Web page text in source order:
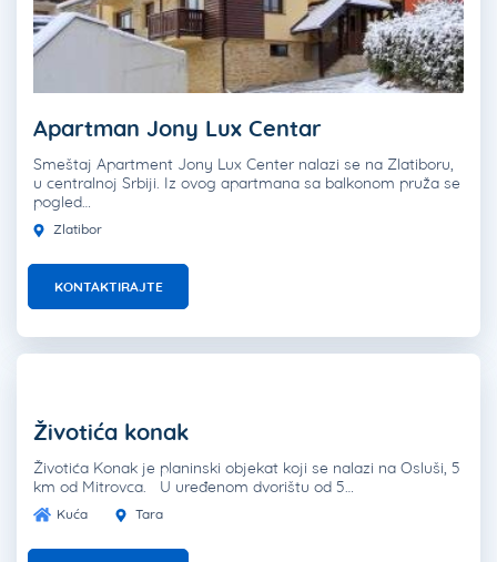
Apartman Jony Lux Centar
Smeštaj Apartment Jony Lux Center nalazi se na Zlatiboru,
u centralnoj Srbiji. Iz ovog apartmana sa balkonom pruža se
pogled…
Zlatibor
KONTAKTIRAJTE
Životića konak
Životića Konak je planinski objekat koji se nalazi na Osluši, 5
km od Mitrovca. U uređenom dvorištu od 5…
Kuća Tara